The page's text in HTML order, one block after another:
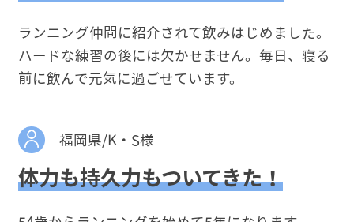
ランニング仲間に紹介されて飲みはじめました。
ハードな練習の後には欠かせません。毎日、寝る
前に飲んで元気に過ごせています。
福岡県/K・S様
体力も持久力もついてきた！